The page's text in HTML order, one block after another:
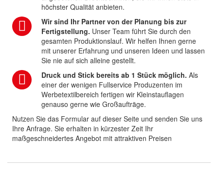
höchster Qualität anbieten.
Wir sind Ihr Partner von der Planung bis zur
Fertigstellung. Unser Team führt Sie durch den
gesamten Produktionslauf. Wir helfen Ihnen gerne
mit unserer Erfahrung und unseren Ideen und lassen
Sie nie auf sich alleine gestellt.
Druck und Stick bereits ab 1 Stück möglich. Als
einer der wenigen Fullservice Produzenten im
Werbetextilbereich fertigen wir Kleinstauflagen
genauso gerne wie Großaufträge.
Nutzen Sie das Formular auf dieser Seite und senden Sie uns
Ihre Anfrage. Sie erhalten in kürzester Zeit Ihr
maßgeschneidertes Angebot mit attraktiven Preisen